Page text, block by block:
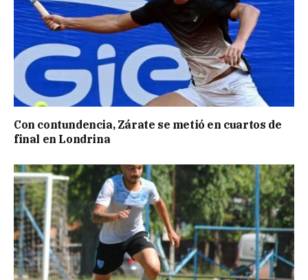
Con contundencia, Zárate se metió en cuartos de
final en Londrina